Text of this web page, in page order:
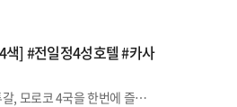
] #전일정4성호텔 #카사
두바이 1DAY 관광 포함! 두바이와 스페인, 포르투갈, 모로코 4국을 한번에 즐길 수 있는 인생 여행, 전일정 4성급 호텔로 편안한 휴식까지